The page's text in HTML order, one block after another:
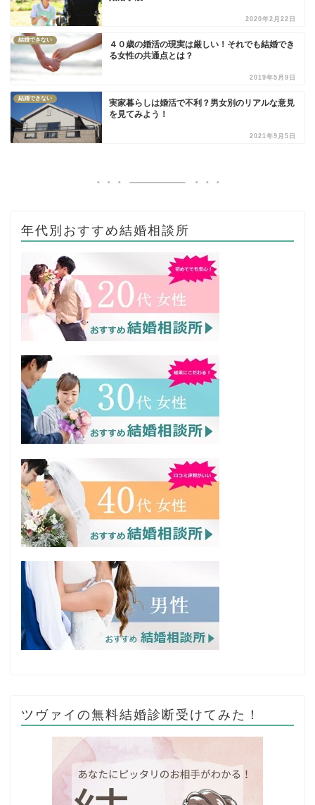
2020年2月22日
結婚できない
４０歳の婚活の現実は厳しい！それでも結婚でき
る女性の共通点とは？
2019年5月9日
結婚できない
実家暮らしは婚活で不利？男女別のリアルな意見
を見てみよう！
2021年9月5日
年代別おすすめ結婚相談所
ツヴァイの無料結婚診断受けてみた！